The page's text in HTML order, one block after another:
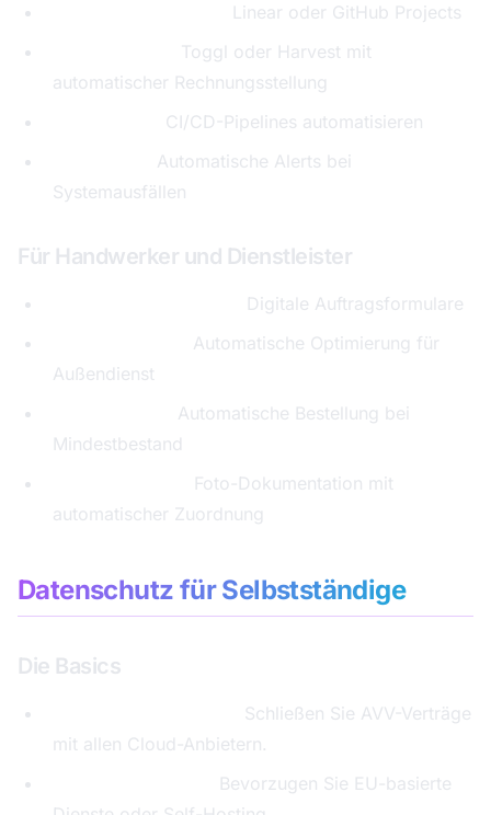
Linear oder GitHub Projects
Toggl oder Harvest mit
automatischer Rechnungsstellung
CI/CD-Pipelines automatisieren
Automatische Alerts bei
Systemausfällen
Für Handwerker und Dienstleister
Digitale Auftragsformulare
Automatische Optimierung für
Außendienst
Automatische Bestellung bei
Mindestbestand
Foto-Dokumentation mit
automatischer Zuordnung
Datenschutz für Selbstständige
Die Basics
Schließen Sie AVV-Verträge
mit allen Cloud-Anbietern.
Bevorzugen Sie EU-basierte